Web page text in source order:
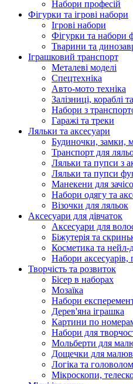
Набори професій
Фігурки та ігрові набори
Ігрові набори
Фігурки та набори
Тварини та
Іграшковий транспорт
Металеві моделі
Спецтехніка
Авто-мото техніка
Залізниці, кораблі
Набори з
Гаражі та треки
Ляльки та аксесуари
Будиночки, замки,
Транспорт для
Ляльки та пупси з
Ляльки та пупси
Манекени для
Набори одягу та
Візочки для ляльок
Аксесуари для дівчаток
Аксесуари для
Біжутерія та
Косметика та нейл-
Набори аксесуарів,
Творчість та розвиток
Бісер в наборах
Мозаїка
Набори
Дерев'яна іграшка
Картини по
Набори для
Мольберти для
Дощечки для
Логіка та
Мікроскопи,